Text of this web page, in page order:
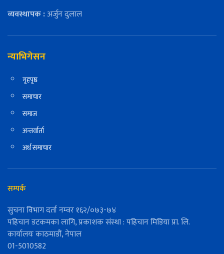
व्यवस्थापक :अर्जुन दुलाल
न्याभिगेसन
गृहपृष्ठ
समाचार
समाज
अन्तर्वार्ता
अर्थ समाचार
सम्पर्क
सुचना विभाग दर्ता नम्वर १६२/०७३-७४
पहिचान डटकमका लागि, प्रकाशक संस्था : पहिचान मिडिया प्रा. लि.
कार्यालयः काठमाडौं, नेपाल
01-5010582